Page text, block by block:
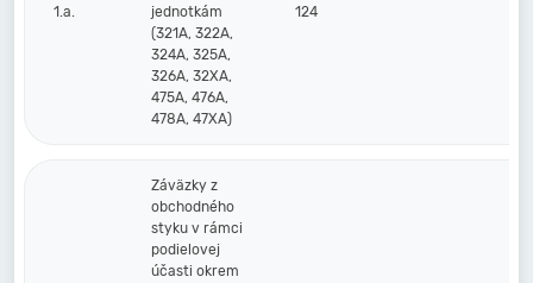
1.a.
jednotkám
(321A, 322A,
324A, 325A,
326A, 32XA,
475A, 476A,
478A, 47XA)
124
Záväzky z
obchodného
styku v rámci
podielovej
účasti okrem